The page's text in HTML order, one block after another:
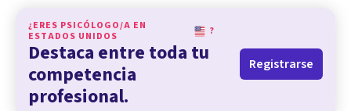
¿ERES PSICÓLOGO/A EN
ESTADOS UNIDOS
?
Destaca entre toda tu
competencia
profesional.
Registrarse